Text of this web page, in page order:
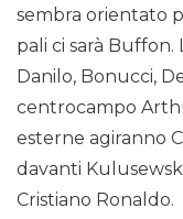
sembra orientato
pali ci sarà Buffon.
Danilo, Bonucci,
centrocampo
esterne agiranno
davanti
Cristiano Ronaldo.